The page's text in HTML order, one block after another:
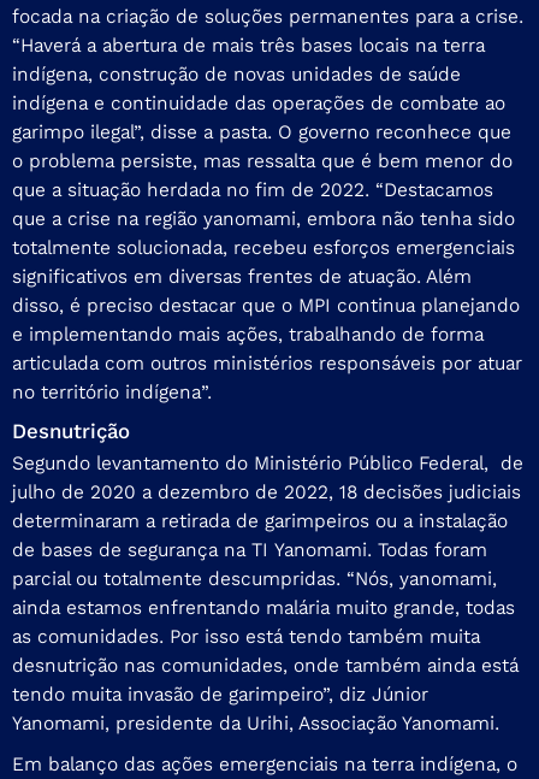
focada na criação de soluções permanentes para a crise.
“Haverá a abertura de mais três bases locais na terra
indígena, construção de novas unidades de saúde
indígena e continuidade das operações de combate ao
garimpo ilegal”, disse a pasta. O governo reconhece que
o problema persiste, mas ressalta que é bem menor do
que a situação herdada no fim de 2022. “Destacamos
que a crise na região yanomami, embora não tenha sido
totalmente solucionada, recebeu esforços emergenciais
significativos em diversas frentes de atuação. Além
disso, é preciso destacar que o MPI continua planejando
e implementando mais ações, trabalhando de forma
articulada com outros ministérios responsáveis por atuar
no território indígena”.
Desnutrição
Segundo levantamento do Ministério Público Federal, de
julho de 2020 a dezembro de 2022, 18 decisões judiciais
determinaram a retirada de garimpeiros ou a instalação
de bases de segurança na TI Yanomami. Todas foram
parcial ou totalmente descumpridas. “Nós, yanomami,
ainda estamos enfrentando malária muito grande, todas
as comunidades. Por isso está tendo também muita
desnutrição nas comunidades, onde também ainda está
tendo muita invasão de garimpeiro”, diz Júnior
Yanomami, presidente da Urihi, Associação Yanomami.
Em balanço das ações emergenciais na terra indígena, o